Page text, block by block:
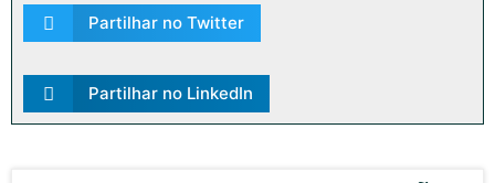
Partilhar no Twitter
Partilhar no LinkedIn